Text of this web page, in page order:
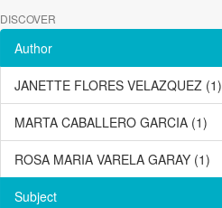
DISCOVER
Author
JANETTE FLORES VELAZQUEZ (1)
MARTA CABALLERO GARCIA (1)
ROSA MARIA VARELA GARAY (1)
Subject